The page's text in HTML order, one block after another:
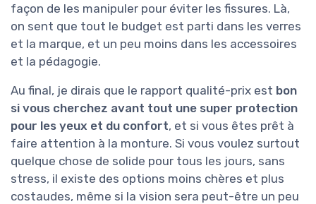
façon de les manipuler pour éviter les fissures. Là,
on sent que tout le budget est parti dans les verres
et la marque, et un peu moins dans les accessoires
et la pédagogie.
Au final, je dirais que le rapport qualité-prix est bon
si vous cherchez avant tout une super protection
pour les yeux et du confort, et si vous êtes prêt à
faire attention à la monture. Si vous voulez surtout
quelque chose de solide pour tous les jours, sans
stress, il existe des options moins chères et plus
costaudes, même si la vision sera peut-être un peu